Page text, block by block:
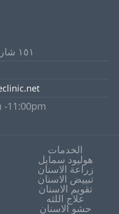
١٥١ شارع الحجاز,مصر الجديدة
-11:00pm
الخدمات
هوليود سمايل
زراعة الاسنان
تبييض الاسنان
علاج اللثه
حشو الاسنان